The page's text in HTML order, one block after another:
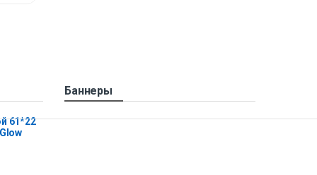
61*22
Баннеры